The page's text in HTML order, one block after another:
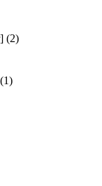
(2)
(1)